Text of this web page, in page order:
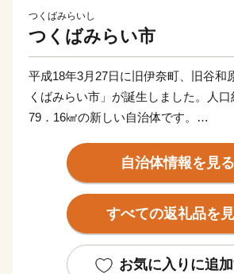
つくばみらいし
つくばみらい市
平成18年3月27日に旧伊奈町、旧谷和
くばみらい市」が誕生しました。人
79．16㎢の新しい自治体です。
し、鬼怒川、小貝川の2大河川が流れ
沿いには、広大な水田地帯が広がり、
4つのゴルフ場、住宅地が形成され首
置付けされています。
道路網は、北部に国道354号線、西側
自治体情報を見る
すべての返礼品を
お気に入りに追